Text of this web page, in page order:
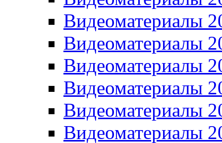
Видеоматериалы
Видеоматериалы
Видеоматериалы
Видеоматериалы
Видеоматериалы
Видеоматериалы